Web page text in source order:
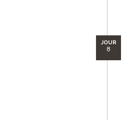
JOUR
8